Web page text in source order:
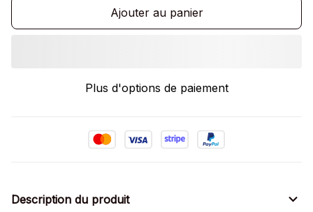
Ajouter au panier
Plus d'options de paiement
Description du produit